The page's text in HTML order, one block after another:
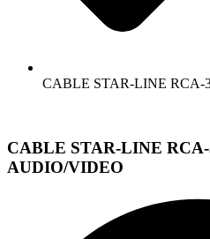
CABLE STAR-LINE RCA-
CABLE STAR-LINE
AUDIO/VIDEO